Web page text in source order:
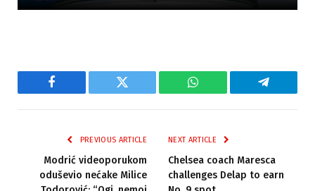
Facebook Twitter WhatsApp Telegram
PREVIOUS ARTICLE
Modrić videoporukom
oduševio nećake Milice
NEXT ARTICLE
Chelsea coach Maresca
challenges Delap to earn